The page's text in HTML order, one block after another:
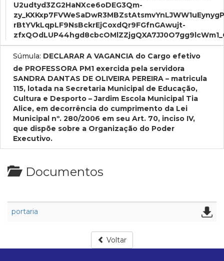
U2udtyd3ZG2HaNXce6oDEG3Qm-
rBtYVkLqpLF9NsBckrEjCoxdQr9FGfnGAwujt-
Súmula: DECLARAR A VAGANCIA do Cargo efetivo
de PROFESSORA PM1 exercida pela servidora
SANDRA DANTAS DE OLIVEIRA PEREIRA – matricula
115, lotada na Secretaria Municipal de Educação,
Cultura e Desporto – Jardim Escola Municipal Tia
Alice, em decorrência do cumprimento da Lei
Municipal nº. 280/2006 em seu Art. 70, inciso IV,
que dispõe sobre a Organização do Poder
Executivo.
Documentos
portaria
Voltar